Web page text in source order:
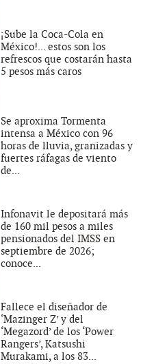
¡Sube la Coca-Cola en
México!... estos son los
refrescos que costarán hasta
5 pesos más caros
Se aproxima Tormenta
intensa a México con 96
horas de lluvia, granizadas y
fuertes ráfagas de viento
de...
Infonavit le depositará más
de 160 mil pesos a miles
pensionados del IMSS en
septiembre de 2026;
conoce...
Fallece el diseñador de
‘Mazinger Z’ y del
‘Megazord’ de los ‘Power
Rangers’, Katsushi
Murakami, a los 83...